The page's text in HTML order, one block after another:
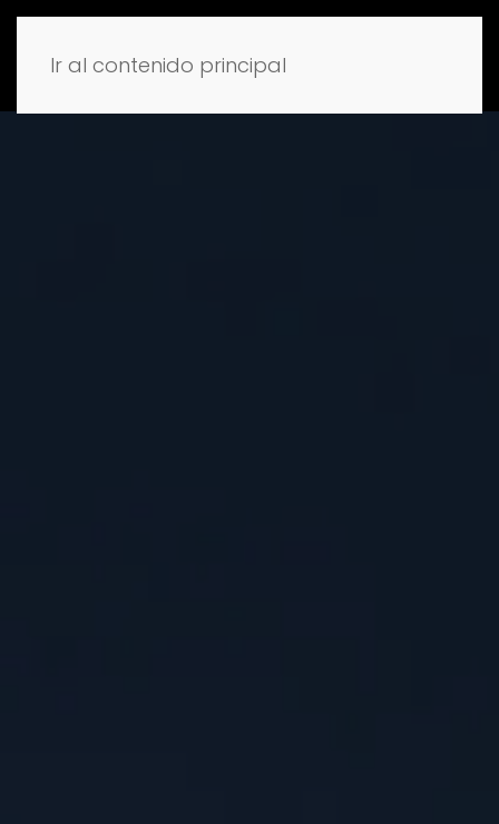
Ir al contenido principal